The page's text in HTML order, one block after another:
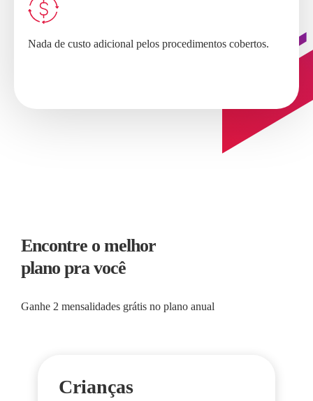
Nada de custo adicional pelos procedimentos cobertos.
Encontre o melhor
plano pra você
Ganhe 2 mensalidades grátis no plano anual
Crianças